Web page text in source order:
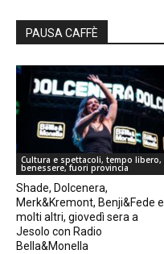
PAUSA CAFFÈ
Cultura e spettacoli, tempo libero,
benessere, fuori provincia
Shade, Dolcenera,
Merk&Kremont, Benji&Fede e
molti altri, giovedì sera a
Jesolo con Radio
Bella&Monella